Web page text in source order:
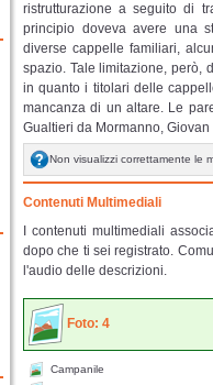
ristrutturazione a seguito di
principio doveva avere una
diverse cappelle familiari,
spazio. Tale limitazione, però,
in quanto i titolari delle
mancanza di un altare. Le
Gualtieri da Mormanno,
Non visualizzi correttamente le
Contenuti Multimediali
I contenuti multimediali
dopo che ti sei registrato.
l'audio delle descrizioni.
Foto: 4
Campanile